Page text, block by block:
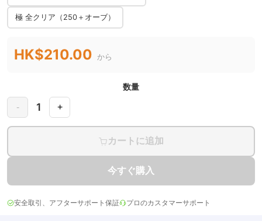
極 全クリア（250＋オーブ）
HK$210.00 から
数量
- 1 +
カートに追加
今すぐ購入
安全取引、アフターサポート保証 プロのカスタマーサポート